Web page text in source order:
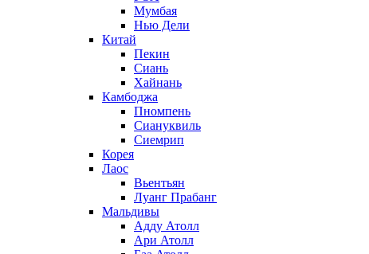
Мумбая
Нью Дели
Китай
Пекин
Сиань
Хайнань
Камбоджа
Пномпень
Сиануквиль
Сиемрип
Корея
Лаос
Вьентьян
Луанг Прабанг
Мальдивы
Адду Атолл
Ари Атолл